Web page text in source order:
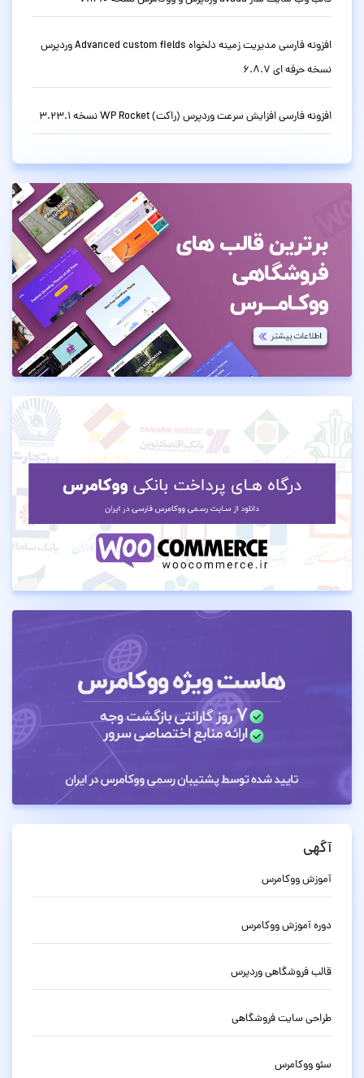
افزونه فارسی مدیریت زمینه دلخواه Advanced custom fields وردپرس
نسخه حرفه ای 6.8.7
افزونه فارسی افزایش سرعت وردپرس (راکت) WP Rocket نسخه 3.23.1
آگهی
آموزش ووکامرس
دوره آموزش ووکامرس
قالب فروشگاهی وردپرس
طراحی سایت فروشگاهی
سئو ووکامرس